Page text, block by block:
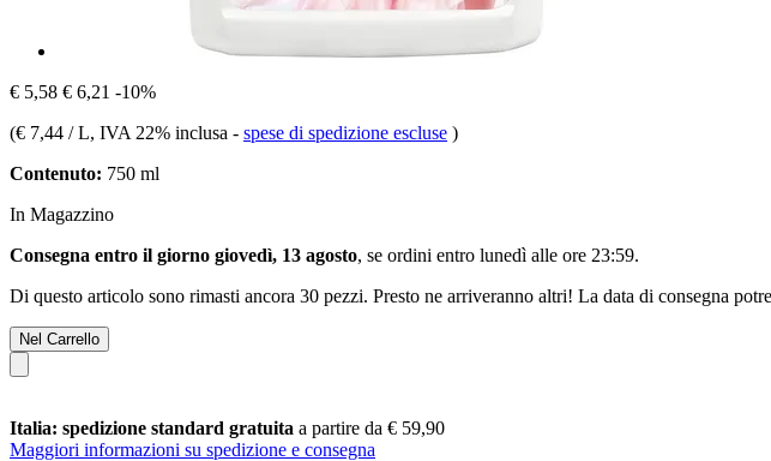
€ 5,58 € 6,21 -10%
(€ 7,44 / L, IVA 22% inclusa - spese di spedizione escluse )
Contenuto: 750 ml
In Magazzino
Consegna entro il giorno giovedì, 13 agosto, se ordini entro lunedì alle ore 23:59.
Di questo articolo sono rimasti ancora 30 pezzi. Presto ne arriveranno altri! La data di consegna
Nel Carrello
Italia: spedizione standard gratuita a partire da € 59,90
Maggiori informazioni su spedizione e consegna